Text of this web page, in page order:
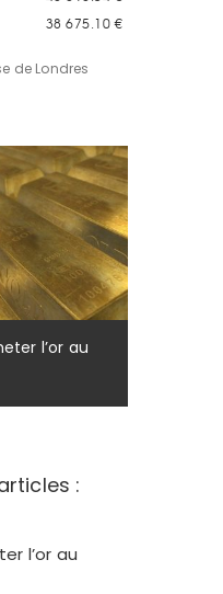
de Londres
l’or au
:
l’or au